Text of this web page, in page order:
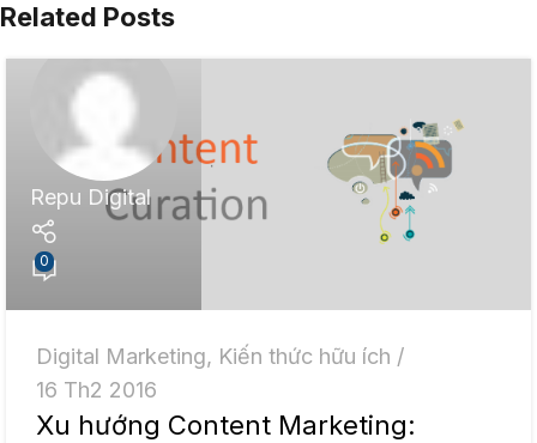
Related Posts
Repu Digital
S
ave
0
Digital Marketing, Kiến thức hữu ích
16 Th2 2016
Xu hướng Content Marketing: